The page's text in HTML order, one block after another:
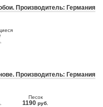
Производитель: Германия
Производитель: Германия
Песок
1190 руб.